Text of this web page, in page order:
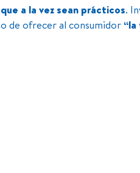
a la vez sean prácticos.
de ofrecer al consumidor